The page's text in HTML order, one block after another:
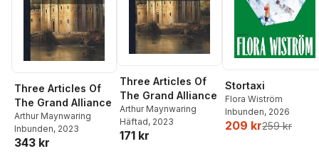
Editors of the Lord
Clarendon's
History, Have
Hardly...
Three Articles Of
The Grand Alliance
Arthur Maynwaring
Inbunden, 2023
343 kr
Three Articles Of
The Grand Alliance
Arthur Maynwaring
Häftad, 2023
171 kr
Stortaxi
Flora Wiström
Inbunden, 2026
209 kr259 kr